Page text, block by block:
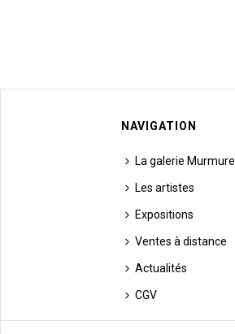
NAVIGATION
La galerie Murmure
Les artistes
Expositions
Ventes à distance
Actualités
CGV